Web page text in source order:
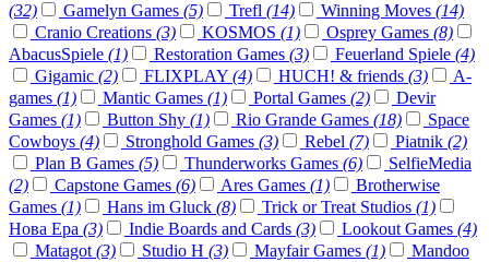
(32)
Gamelyn Games (5) Trefl (14) Winning Moves (14)
Cranio Creations (3) KOSMOS (1) Osprey Games (8)
AbacusSpiele (1) Restoration Games (3) Feuerland Spiele (4)
Gigamic (2) FLIXPLAY (4) HUCH! & friends (3)
A-
games (1) Mantic Games (1) Portal Games (2)
Devir
Games (1) Button Shy (1) Rio Grande Games (18)
Space
Cowboys (4) Stronghold Games (3) Rebel (7) Piatnik (2)
Plan B Games (5) Thunderworks Games (6)
SelfieMedia
(2)
Capstone Games (6) Ares Games (1)
Brotherwise
Games (1) Hans im Gluck (8) Trick or Treat Studios (1)
Нова Ера (3) Indie Boards and Cards (3) Lookout Games (4)
Matagot (3) Studio H (3) Mayfair Games (1)
Mandoo